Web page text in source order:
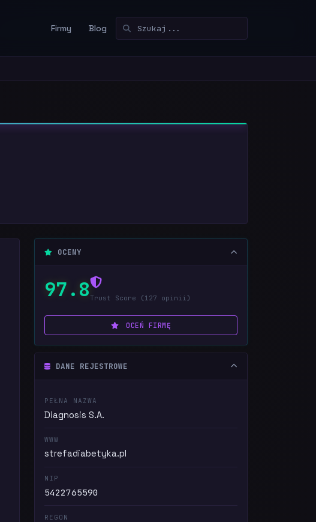
Firmy Blog
OCENY
97.8 Trust Score (127 opinii)
OCEŃ FIRMĘ
DANE REJESTROWE
PEŁNA NAZWA
Diagnosis S.A.
WWW
strefadiabetyka.pl
NIP
5422765590
REGON